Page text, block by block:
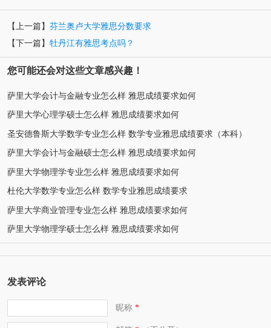
【上一篇】 芬兰奥卢大学雅思分数要求
【下一篇】 牡丹江有雅思考点吗？
您可能还会对这些文章感兴趣！
萨里大学会计与金融专业怎么样 雅思成绩要求如何
萨里大学心理学硕士怎么样 雅思成绩要求如何
圣安德鲁斯大学数学专业怎么样 数学专业雅思成绩要求（本科）
萨里大学会计与金融硕士怎么样 雅思成绩要求如何
萨里大学物理学专业怎么样 雅思成绩要求如何
杜伦大学数学专业怎么样 数学专业雅思成绩要求
萨里大学商业管理专业怎么样 雅思成绩要求如何
萨里大学物理学硕士怎么样 雅思成绩要求如何
发表评论
昵称*